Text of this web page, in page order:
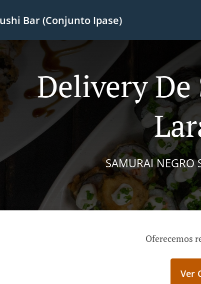
Bar (Conjunto Ipase)
Delivery De
SAMURAI NEGRO
Oferecemos
Ver